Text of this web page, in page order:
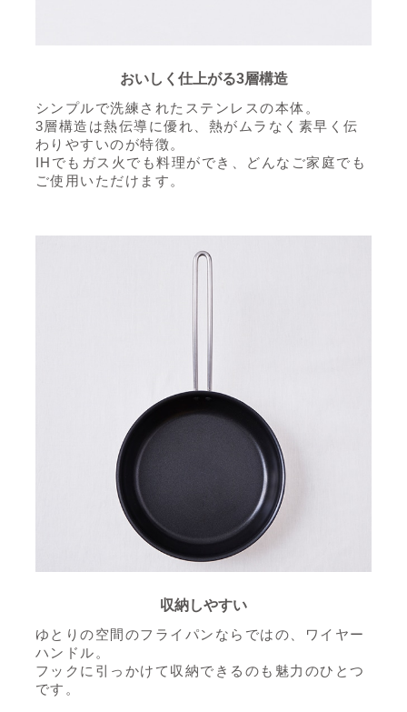
おいしく仕上がる3層構造
シンプルで洗練されたステンレスの本体。
3層構造は熱伝導に優れ、熱がムラなく素早く伝
わりやすいのが特徴。
IHでもガス火でも料理ができ、どんなご家庭でも
ご使用いただけます。
収納しやすい
ゆとりの空間のフライパンならではの、ワイヤー
ハンドル。
フックに引っかけて収納できるのも魅力のひとつ
です。